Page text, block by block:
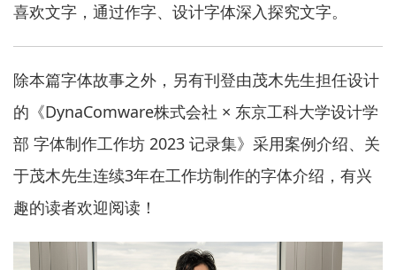
喜欢文字，通过作字、设计字体深入探究文字。
除本篇字体故事之外，另有刊登由茂木先生担任设计
的《DynaComware株式会社 × 东京工科大学设计学
部 字体制作工作坊 2023 记录集》采用案例介绍、关
于茂木先生连续3年在工作坊制作的字体介绍，有兴
趣的读者欢迎阅读！